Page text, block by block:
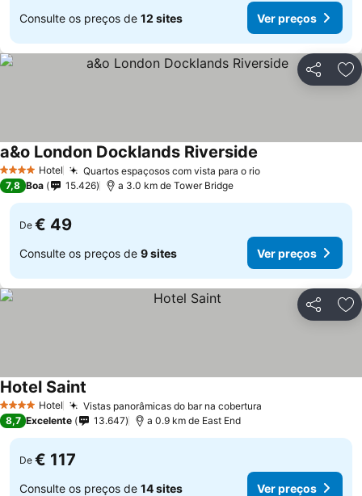
Consulte os preços de 12 sites Ver preços
Partilhar
4 EstrelasHotel Quartos espaçosos com vista para o rioVer preços
a&o London Docklands Riverside
7,8 Boa 15.426 a 3.0 km de Tower Bridge
De € 49
Consulte os preços de 9 sites Ver preços
Partilhar
4 EstrelasHotel Vistas panorâmicas do bar na cobertura
Hotel Saint
8,7 Excelente 13.647 a 0.9 km de East End
De € 117
Consulte os preços de 14 sites Ver preços